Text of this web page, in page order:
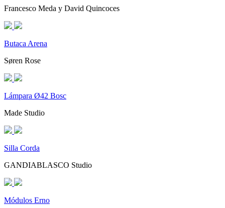
Francesco Meda y David Quincoces
Butaca Arena
Søren Rose
Lámpara Ø42 Bosc
Made Studio
Silla Corda
GANDIABLASCO Studio
Módulos Erno